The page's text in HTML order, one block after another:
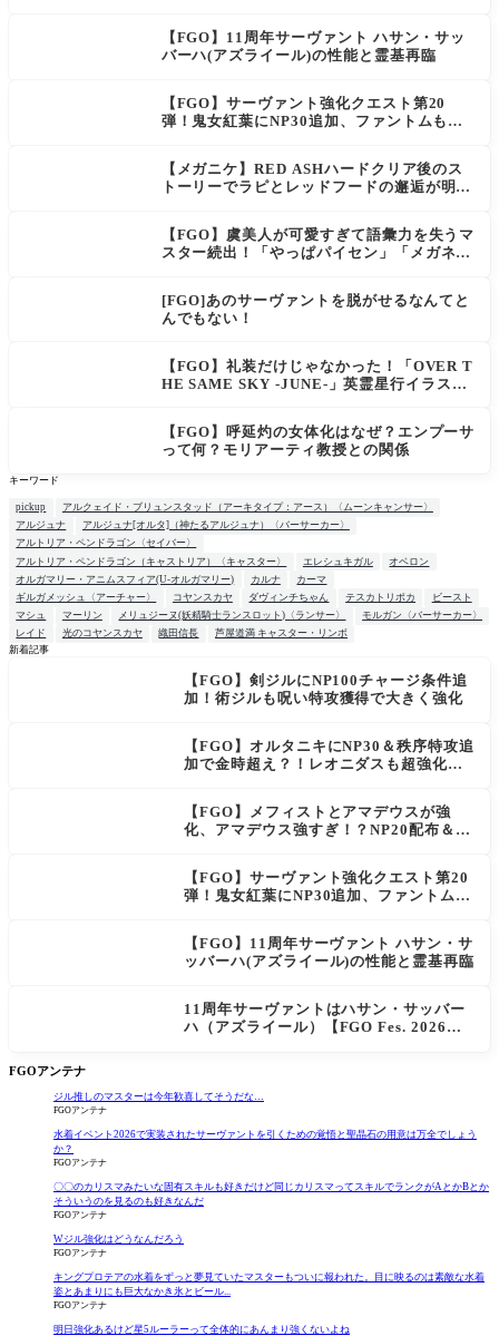
【FGO】11周年サーヴァント ハサン・サッ
バーハ(アズライール)の性能と霊基再臨
【FGO】サーヴァント強化クエスト第20
弾！鬼女紅葉にNP30追加、ファントムも大
【メガニケ】RED ASHハードクリア後のス
トーリーでラピとレッドフードの邂逅が明か
さん30年寝てた。【勝利の女神NIKKE】
【FGO】虞美人が可愛すぎて語彙力を失うマ
スター続出！「やっぱパイセン」「メガネよ
[FGO]あのサーヴァントを脱がせるなんてと
んでもない！
【FGO】礼装だけじゃなかった！「OVER T
HE SAME SKY -JUNE-」英霊星行イラスト
【FGO】呼延灼の女体化はなぜ？エンプーサ
って何？モリアーティ教授との関係
キーワード
pickup
アルクェイド・ブリュンスタッド（アーキタイプ：アース）〈ムーンキャンサー〉
アルジュナ
アルジュナ[オルタ]（神たるアルジュナ）〈バーサーカー〉
アルトリア・ペンドラゴン〈セイバー〉
アルトリア・ペンドラゴン（キャストリア）〈キャスター〉
エレシュキガル
オベロン
オルガマリー・アニムスフィア(U-オルガマリー)
カルナ
カーマ
ギルガメッシュ〈アーチャー〉
コヤンスカヤ ダヴィンチちゃん テスカトリポカ
ビースト
マシュ
マーリン メリュジーヌ(妖精騎士ランスロット)〈ランサー〉
モルガン〈バーサーカー〉
レイド
光のコヤンスカヤ 織田信長
芦屋道満 キャスター・リンボ
新着記事
【FGO】剣ジルにNP100チャージ条件追
加！術ジルも呪い特攻獲得で大きく強化
【FGO】オルタニキにNP30＆秩序特攻追
加で金時超え？！レオニダスも超強化で
【FGO】メフィストとアマデウスが強
化、アマデウス強すぎ！？NP20配布＆Ar
【FGO】サーヴァント強化クエスト第20
弾！鬼女紅葉にNP30追加、ファントムも
【FGO】11周年サーヴァント ハサン・サ
ッバーハ(アズライール)の性能と霊基再臨
11周年サーヴァントはハサン・サッバー
ハ（アズライール）【FGO Fes. 2026】
FGOアンテナ
ジル推しのマスターは今年歓喜してそうだな…
FGOアンテナ
水着イベント2026で実装されたサーヴァントを引くための覚悟と聖晶石の用意は万全でしょう
か？
FGOアンテナ
〇〇のカリスマみたいな固有スキルも好きだけど同じカリスマってスキルでランクがAとかBとか
そういうのを見るのも好きなんだ
FGOアンテナ
Wジル強化はどうなんだろう
FGOアンテナ
キングプロテアの水着をずっと夢見ていたマスターもついに報われた。目に映るのは素敵な水着
姿とあまりにも巨大なかき氷とビール...
FGOアンテナ
明日強化あるけど星5ルーラーって全体的にあんまり強くないよね